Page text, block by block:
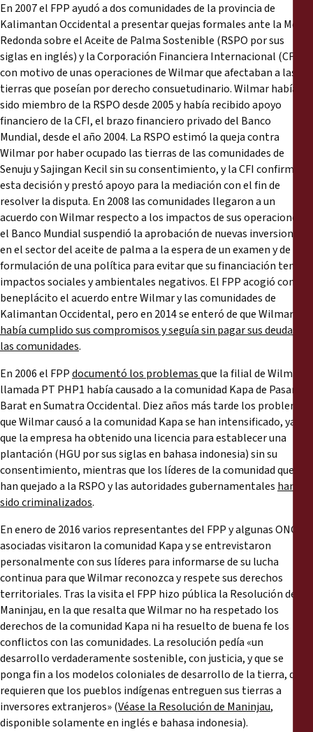
En 2007 el FPP ayudó a dos comunidades de la provincia de
Kalimantan Occidental a presentar quejas formales ante la Mesa
Redonda sobre el Aceite de Palma Sostenible (RSPO por sus
siglas en inglés) y la Corporación Financiera Internacional (CFI)
con motivo de unas operaciones de Wilmar que afectaban a las
tierras que poseían por derecho consuetudinario. Wilmar había
sido miembro de la RSPO desde 2005 y había recibido apoyo
financiero de la CFI, el brazo financiero privado del Banco
Mundial, desde el año 2004. La RSPO estimó la queja contra
Wilmar por haber ocupado las tierras de las comunidades de
Senuju y Sajingan Kecil sin su consentimiento, y la CFI confirmó
esta decisión y prestó apoyo para la mediación con el fin de
resolver la disputa. En 2008 las comunidades llegaron a un
acuerdo con Wilmar respecto a los impactos de sus operaciones, y
el Banco Mundial suspendió la aprobación de nuevas inversiones
en el sector del aceite de palma a la espera de un examen y de la
formulación de una política para evitar que su financiación tenga
impactos sociales y ambientales negativos. El FPP acogió con
beneplácito el acuerdo entre Wilmar y las comunidades de
Kalimantan Occidental, pero en 2014 se enteró de que Wilmar
había cumplido sus compromisos y seguía sin pagar sus deudas a
las comunidades.
En 2006 el FPPdocumentó los problemasque la filial de Wilmar
llamada PT PHP1 había causado a la comunidad Kapa de Pasaman
Barat en Sumatra Occidental. Diez años más tarde los problemas
que Wilmar causó a la comunidad Kapa se han intensificado, ya
que la empresa ha obtenido una licencia para establecer una
plantación (HGU por sus siglas en bahasa indonesia) sin su
consentimiento, mientras que los líderes de la comunidad que se
han quejado a la RSPO y las autoridades gubernamentales han
sido criminalizados.
En enero de 2016 varios representantes del FPP y algunas ONG
asociadas visitaron la comunidad Kapa y se entrevistaron
personalmente con sus líderes para informarse de su lucha
continua para que Wilmar reconozca y respete sus derechos
territoriales. Tras la visita el FPP hizo pública la Resolución de
Maninjau, en la que resalta que Wilmar no ha respetado los
derechos de la comunidad Kapa ni ha resuelto de buena fe los
conflictos con las comunidades. La resolución pedía «un
desarrollo verdaderamente sostenible, con justicia, y que se
ponga fin a los modelos coloniales de desarrollo de la tierra, que
requieren que los pueblos indígenas entreguen sus tierras a
inversores extranjeros» (Véase la Resolución de Maninjau,
disponible solamente en inglés e bahasa indonesia).